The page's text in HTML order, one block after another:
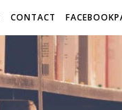
CONTACT